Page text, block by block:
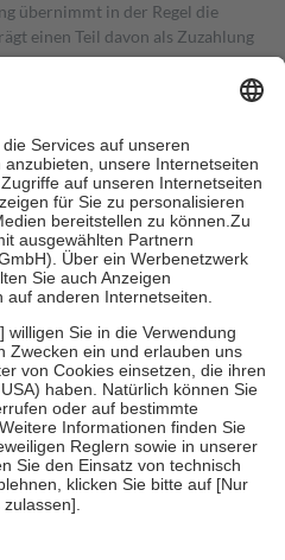
übernimmt in der Regel die
einen Teil davon als Zuzahlung
in Höhe von zehn
nie mehr als die tatsächlichen
auch für Online-Apotheken.
beträgt die
sowie zehn Euro je
für ihre eigene Gesundheit zu
der Familie zu unterstützen,
vollendeten 18. Lebensjahr
Früherkennung, die von der